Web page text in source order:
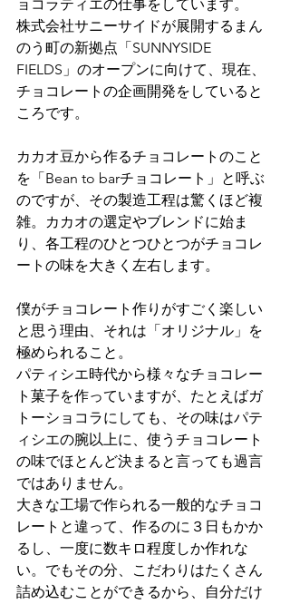
ョコラティエの仕事をしています。
株式会社サニーサイドが展開するまん
のう町の新拠点「SUNNYSIDE
FIELDS」のオープンに向けて、現在、
チョコレートの企画開発をしていると
ころです。
カカオ豆から作るチョコレートのこと
を「Bean to barチョコレート」と呼ぶ
のですが、その製造工程は驚くほど複
雑。カカオの選定やブレンドに始ま
り、各工程のひとつひとつがチョコレ
ートの味を大きく左右します。
僕がチョコレート作りがすごく楽しい
と思う理由、それは「オリジナル」を
極められること。
パティシエ時代から様々なチョコレー
ト菓子を作っていますが、たとえばガ
トーショコラにしても、その味はパテ
ィシエの腕以上に、使うチョコレート
の味でほとんど決まると言っても過言
ではありません。
大きな工場で作られる一般的なチョコ
レートと違って、作るのに３日もかか
るし、一度に数キロ程度しか作れな
い。でもその分、こだわりはたくさん
詰め込むことができるから、自分だけ